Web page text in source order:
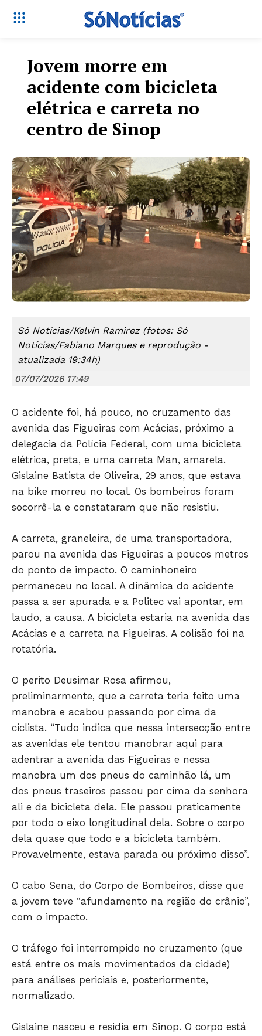
Só Notícias
Jovem morre em
acidente com bicicleta
elétrica e carreta no
centro de Sinop
Só Notícias/Kelvin Ramirez (fotos: Só
Notícias/Fabiano Marques e reprodução -
atualizada 19:34h)
07/07/2026 17:49
O acidente foi, há pouco, no cruzamento das
avenida das Figueiras com Acácias, próximo a
delegacia da Polícia Federal, com uma bicicleta
elétrica, preta, e uma carreta Man, amarela.
Gislaine Batista de Oliveira, 29 anos, que estava
na bike morreu no local. Os bombeiros foram
socorrê-la e constataram que não resistiu.
A carreta, graneleira, de uma transportadora,
parou na avenida das Figueiras a poucos metros
do ponto de impacto. O caminhoneiro
permaneceu no local. A dinâmica do acidente
passa a ser apurada e a Politec vai apontar, em
laudo, a causa. A bicicleta estaria na avenida das
Acácias e a carreta na Figueiras. A colisão foi na
rotatória.
O perito Deusimar Rosa afirmou,
preliminarmente, que a carreta teria feito uma
manobra e acabou passando por cima da
ciclista. “Tudo indica que nessa intersecção entre
as avenidas ele tentou manobrar aqui para
adentrar a avenida das Figueiras e nessa
manobra um dos pneus do caminhão lá, um
dos pneus traseiros passou por cima da senhora
ali e da bicicleta dela. Ele passou praticamente
por todo o eixo longitudinal dela. Sobre o corpo
dela quase que todo e a bicicleta também.
Provavelmente, estava parada ou próximo disso”.
O cabo Sena, do Corpo de Bombeiros, disse que
a jovem teve “afundamento na região do crânio”,
com o impacto.
O tráfego foi interrompido no cruzamento (que
está entre os mais movimentados da cidade)
para análises periciais e, posteriormente,
normalizado.
Gislaine nasceu e residia em Sinop. O corpo está